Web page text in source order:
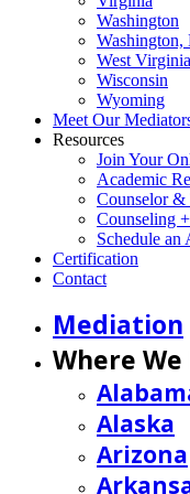
Washington
Washington,
West Virginia
Wisconsin
Wyoming
Meet Our
Resources
Join Your
Academic
Counselor &
Counseling
Schedule
Certification
Contact
Mediation
Where
Alaska
Arizona